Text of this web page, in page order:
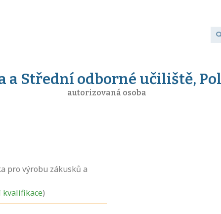
a Střední odborné učiliště,
autorizovaná osoba
pro výrobu zákusků a
)